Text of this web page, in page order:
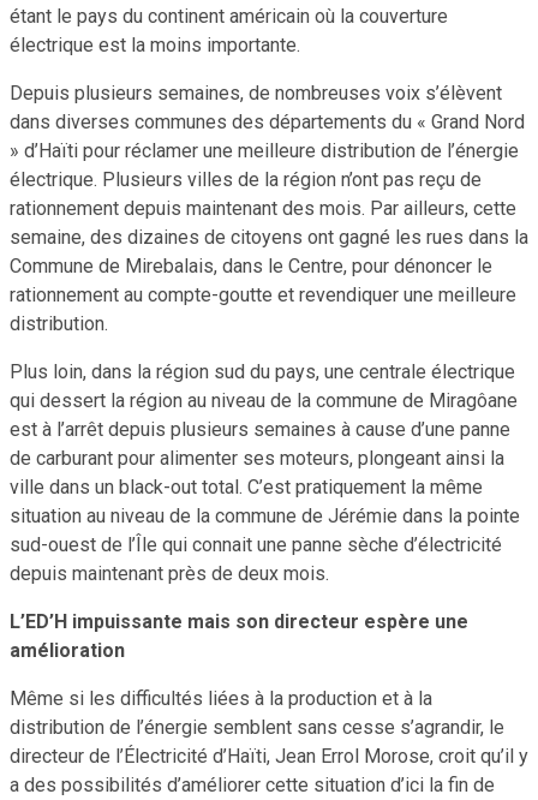
étant le pays du continent américain où la couverture
électrique est la moins importante.
Depuis plusieurs semaines, de nombreuses voix s’élèvent
dans diverses communes des départements du « Grand Nord
» d’Haïti pour réclamer une meilleure distribution de l’énergie
électrique. Plusieurs villes de la région n’ont pas reçu de
rationnement depuis maintenant des mois. Par ailleurs, cette
semaine, des dizaines de citoyens ont gagné les rues dans la
Commune de Mirebalais, dans le Centre, pour dénoncer le
rationnement au compte-goutte et revendiquer une meilleure
distribution.
Plus loin, dans la région sud du pays, une centrale électrique
qui dessert la région au niveau de la commune de Miragôane
est à l’arrêt depuis plusieurs semaines à cause d’une panne
de carburant pour alimenter ses moteurs, plongeant ainsi la
ville dans un black-out total. C’est pratiquement la même
situation au niveau de la commune de Jérémie dans la pointe
sud-ouest de l’Île qui connait une panne sèche d’électricité
depuis maintenant près de deux mois.
L’ED’H impuissante mais son directeur espère une
amélioration
Même si les difficultés liées à la production et à la
distribution de l’énergie semblent sans cesse s’agrandir, le
directeur de l’Électricité d’Haïti, Jean Errol Morose, croit qu’il y
a des possibilités d’améliorer cette situation d’ici la fin de